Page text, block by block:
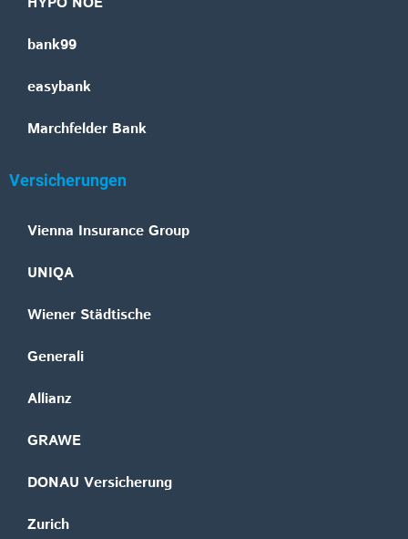
bank99
easybank
Marchfelder Bank
Versicherungen
Vienna Insurance Group
UNIQA
Wiener Städtische
Generali
Allianz
GRAWE
DONAU Versicherung
Zurich